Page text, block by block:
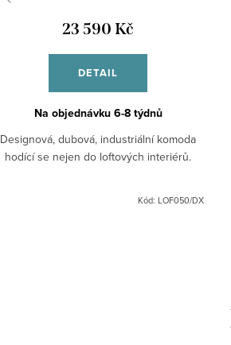
23 590 Kč
DETAIL
Na objednávku 6-8 týdnů
Designová, dubová, industriální komoda
hodící se nejen do loftových interiérů.
Kód: LOF050/DX